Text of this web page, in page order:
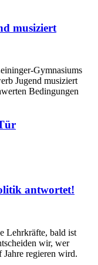
musiziert
Gymnasiums
Jugend musiziert
Bedingungen
antwortet!
Lehrkräfte, bald ist
wir, wer
regieren wird.